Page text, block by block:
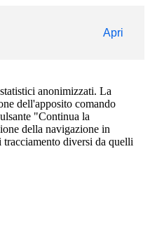
Apri
anonimizzati. La
dell'apposito comando
"Continua la
della navigazione in
diversi da quelli